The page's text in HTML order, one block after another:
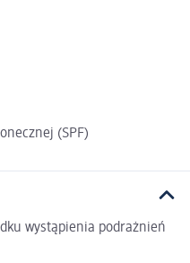
(SPF)
wystąpienia podrażnień